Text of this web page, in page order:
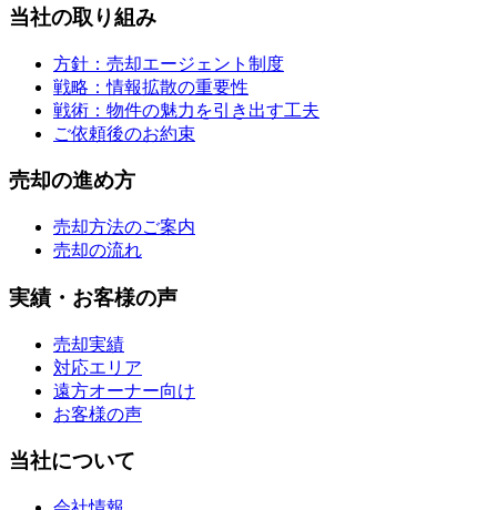
当社の取り組み
方針：売却エージェント制度
戦略：情報拡散の重要性
戦術：物件の魅力を引き出す工夫
ご依頼後のお約束
売却の進め方
売却方法のご案内
売却の流れ
実績・お客様の声
売却実績
対応エリア
遠方オーナー向け
お客様の声
当社について